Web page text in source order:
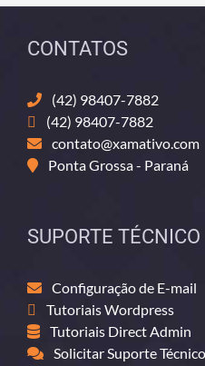
CONTATOS
(42) 98407-7882
(42) 98407-7882
contato@xamativo.com
Ponta Grossa - Paraná
SUPORTE TÉCNICO
Configuração de E-mail
Tutoriais Wordpress
Tutoriais Direct Admin
Solicitar Suporte Técnico